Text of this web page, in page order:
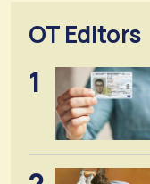
OT Editors
1